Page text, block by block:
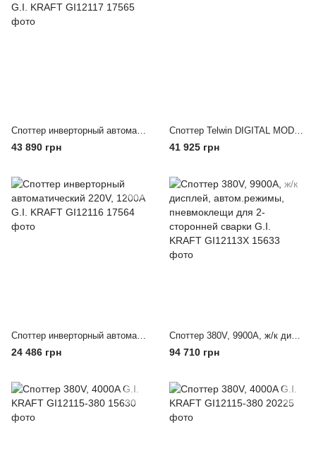
Споттер инверторный автоматический 380V, 1600A G.I. KRAFT GI12117
43 890 грн
Споттер Telwin DIGITAL MODULAR 400
41 925 грн
Споттер инверторный автоматический 220V, 1200A G.I. KRAFT GI12116
24 486 грн
Споттер 380V, 9900A, ж/к дисплей, автом.режимы, пневмоклещи для 2-сторонней сварки G.I. KRAFT GI12113X
94 710 грн